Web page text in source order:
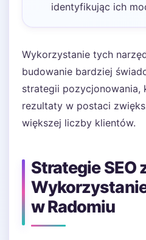
identyfikując ich
Wykorzystanie tych
budowanie bardziej
strategii pozycjonowania,
rezultaty w postaci
większej liczby klientów.
Strategie SEO
w Radomiu